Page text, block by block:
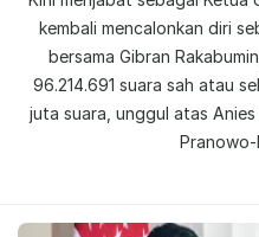
kembali mencalonkan diri
bersama Gibran
96.214.691 suara sah atau
juta suara, unggul atas